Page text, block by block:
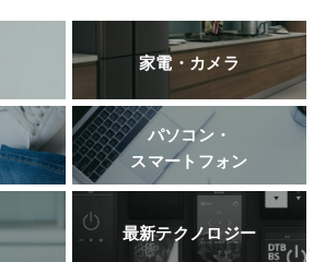
家電・カメラ
パソコン・
スマートフォン
最新テクノロジー